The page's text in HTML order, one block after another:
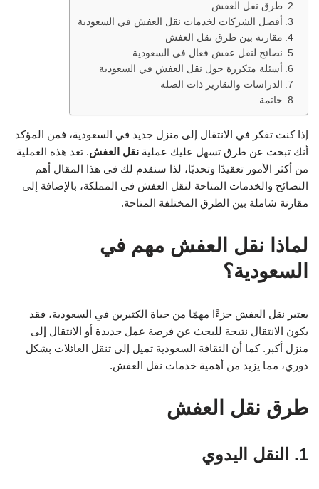
طرق نقل العفش
أفضل الشركات لخدمات نقل العفش في السعودية
مقارنة بين طرق نقل العفش
نصائح لنقل عفش فعال في السعودية
أسئلة متكررة حول نقل العفش في السعودية
الدراسات والتقارير ذات الصلة
خاتمة
إذا كنت تفكر في الانتقال إلى منزل جديد في السعودية، فمن المؤكد
أنك تبحث عن طرق تسهل عليك عملية نقل العفش. تعد هذه العملية
من أكثر الأمور تعقيدًا وتحديًا، لذا سنقدم لك في هذا المقال أهم
النصائح والخدمات المتاحة لنقل العفش في المملكة، بالإضافة إلى
مقارنة شاملة بين الطرق المختلفة المتاحة.
لماذا نقل العفش مهم في
السعودية؟
يعتبر نقل العفش جزءًا مهمًا من حياة الكثيرين في السعودية، فقد
يكون الانتقال نتيجة للبحث عن فرصة عمل جديدة أو الانتقال إلى
منزل أكبر. كما أن الثقافة السعودية تميل إلى تنقل العائلات بشكل
دوري، مما يزيد من أهمية خدمات نقل العفش.
طرق نقل العفش
1. النقل اليدوي